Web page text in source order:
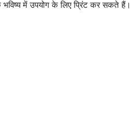
में उपयोग के लिए प्रिंट कर सकते हैं।